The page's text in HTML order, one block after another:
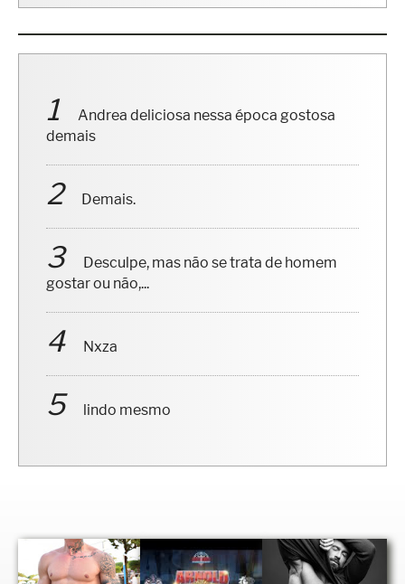
Andrea deliciosa nessa época gostosa
demais
Demais.
Desculpe, mas não se trata de homem
gostar ou não,...
Nxza
lindo mesmo